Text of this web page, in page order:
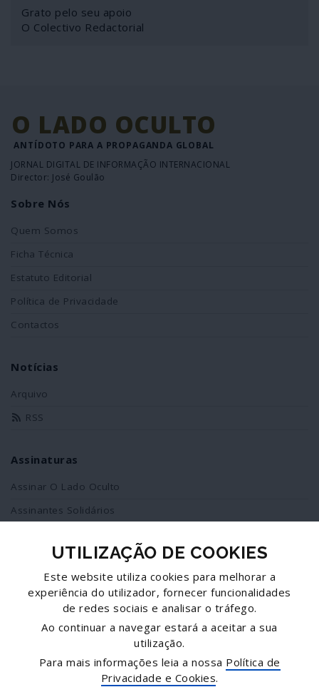
Grato pelo seu apoio
O Colectivo Redactorial
O LADO OCULTO
ANTÍDOTO PARA A PROPAGANDA GLOBAL
JORNAL DIGITAL DE INFORMAÇÃO INTERNACIONAL
Director: José Goulão
Sobre Nós
Quem Somos
Ficha Técnica
Estatuto Editorial
Política de Privacidade
Contactos
Notícias
Arquivo
RSS
Assinaturas
Assinar O Lado Oculto
Assinantes Solidários
Redes Sociais
Siga-nos no facebook
Twitter
UTILIZAÇÃO DE COOKIES
Este website utiliza cookies para melhorar a
experiência do utilizador, fornecer funcionalidades
de redes sociais e analisar o tráfego.
Ao continuar a navegar estará a aceitar a sua
utilização.
Para mais informações leia a nossa Política de
Privacidade e Cookies.